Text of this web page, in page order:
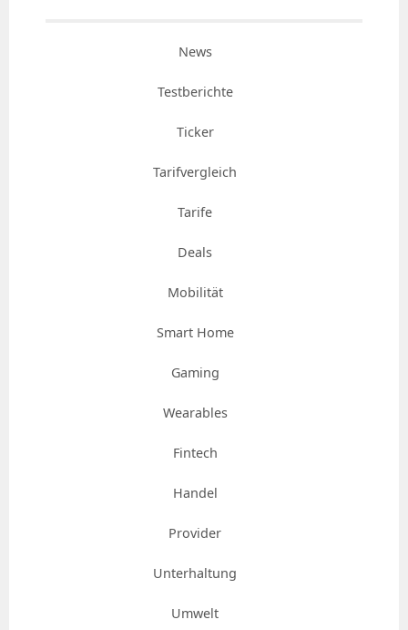
News
Testberichte
Ticker
Tarifvergleich
Tarife
Deals
Mobilität
Smart Home
Gaming
Wearables
Fintech
Handel
Provider
Unterhaltung
Umwelt